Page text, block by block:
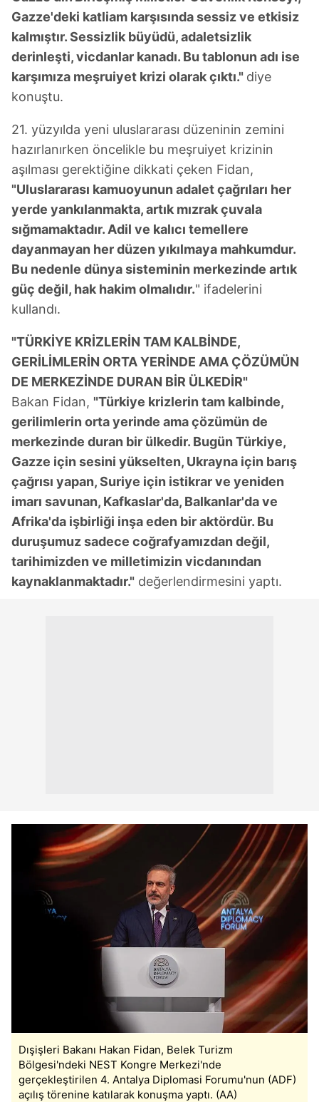
gösterilmeyecektir."
Sizlere daha iyi bir hizmet sunabilmek için İnternet
Sitemizde kendimize ve üçüncü kişilere ait çerezler
kullanılmaktadır. Bu çerezler vasıtasıyla çeşitli kişisel
verileriniz işlenmekte olup gerekli olan çerezler bilgi
kullanılmaktadır. Diğer çerezler, sitemizin daha işlevsel
kılınması ve kişiselleştirilmesi ve sizlere yönelik
reklam/pazarlama faaliyetlerinin yapılması, amaçlarıyla
sınırlı olarak açık rızanız dahilinde kullanılacaktır.
Çerezlere ilişkin tercihlerinizi aşağıda yer alan panel
vasıtasıyla belirleyebilirsiniz. Çerezlere ilişkin detaylı bilgi
için Ayarlar butonuna tıklayabilir,Çerez Bilgilendirme
Metnimizi
ziyaret edebilirsiniz.
6698 sayılı Kişisel Verilerin Korunması Kanunu uyarınca
hazırlanmış Aydınlatma Metnimizi okumak ve sitemizde
almak için lütfentıklayınız .
Gazze'deki katliam karşısında sessiz ve etkisiz
kalmıştır. Sessizlik büyüdü, adaletsizlik
derinleşti, vicdanlar kanadı. Bu tablonun adı ise
karşımıza meşruiyet krizi olarak çıktı." diye
konuştu.
21.⁠ ⁠yüzyılda yeni uluslararası düzeninin zemini
hazırlanırken öncelikle bu meşruiyet krizinin
aşılması gerektiğine dikkati çeken Fidan,
"Uluslararası kamuoyunun adalet çağrıları her
yerde yankılanmakta, artık mızrak çuvala
sığmamaktadır. Adil ve kalıcı temellere
dayanmayan her düzen yıkılmaya mahkumdur.
Bu nedenle dünya sisteminin merkezinde artık
güç değil, hak hakim olmalıdır." ifadelerini
kullandı.
"TÜRKİYE KRİZLERİN TAM KALBİNDE,
GERİLİMLERİN ORTA YERİNDE AMA ÇÖZÜMÜN
DE MERKEZİNDE DURAN BİR ÜLKEDİR"
Bakan Fidan, "Türkiye krizlerin tam kalbinde,
gerilimlerin orta yerinde ama çözümün de
merkezinde duran bir ülkedir. Bugün Türkiye,
Gazze için sesini yükselten, Ukrayna için barış
çağrısı yapan, Suriye için istikrar ve yeniden
imarı savunan, Kafkaslar'da, Balkanlar'da ve
Afrika'da işbirliği inşa eden bir aktördür. Bu
duruşumuz sadece coğrafyamızdan değil,
tarihimizden ve milletimizin vicdanından
kaynaklanmaktadır." değerlendirmesini yaptı.
Dışişleri Bakanı Hakan Fidan, Belek Turizm
Bölgesi'ndeki NEST Kongre Merkezi'nde
gerçekleştirilen 4. Antalya Diplomasi Forumu'nun (ADF)
açılış törenine katılarak konuşma yaptı. (AA)